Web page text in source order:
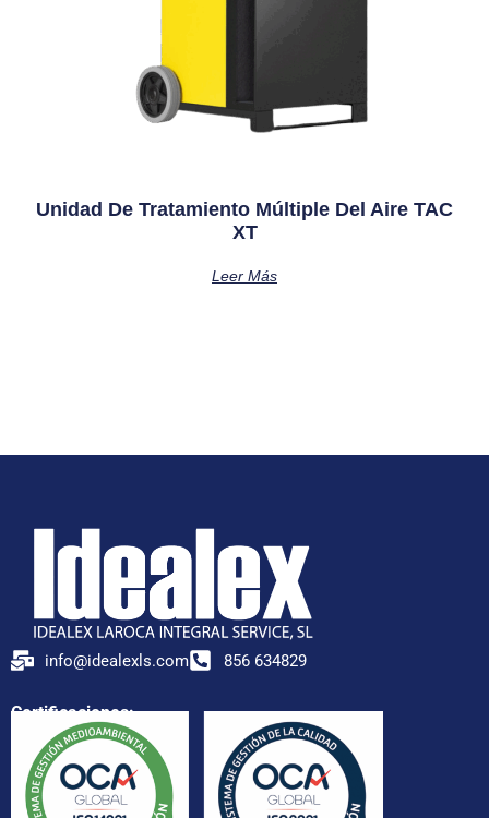
Unidad De Tratamiento Múltiple Del Aire TAC
XT
Leer Más
info@idealexls.com 856 634829
Certificaciones: